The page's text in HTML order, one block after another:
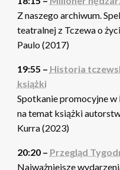
Z naszego archiwum.
teatralnej z Tczewa o
Paulo (2017)
19:55 – Historia
książki
Spotkanie promocyjne
na temat książki
Kurra (2023)
20:20 – Przegląd
Najważniejsze